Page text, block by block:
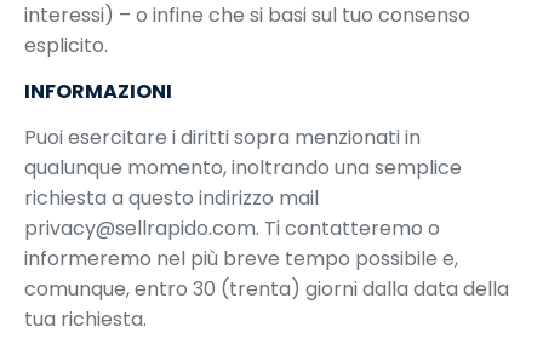
interessi) – o infine che si basi sul tuo consenso
esplicito.
INFORMAZIONI
Puoi esercitare i diritti sopra menzionati in
qualunque momento, inoltrando una semplice
richiesta a questo indirizzo mail
privacy@sellrapido.com. Ti contatteremo o
informeremo nel più breve tempo possibile e,
comunque, entro 30 (trenta) giorni dalla data della
tua richiesta.